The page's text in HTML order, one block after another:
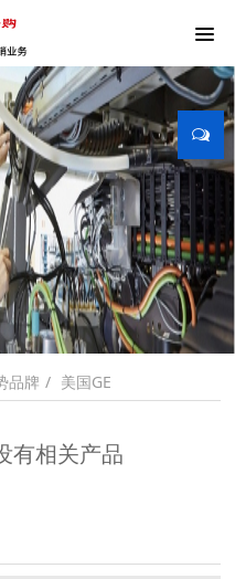
品牌 美国GE
有相关产品